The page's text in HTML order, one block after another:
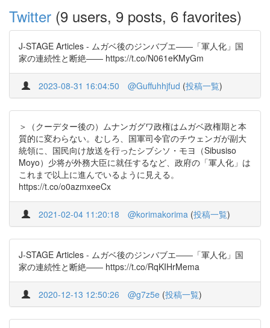
Twitter (9 users, 9 posts, 6 favorites)
J-STAGE Articles - ムガベ後のジンバブエ――「軍人化」国
家の連続性と断絶―― https://t.co/N061eKMyGm
2023-08-31 16:04:50 @Guffuhhjfud (投稿一覧)
＞（クーデター後の）ムナンガグワ政権はムガベ政権期と本
質的に変わらない。むしろ、国軍司令官のチウェンガが副大
統領に、国民向け放送を行ったシブシソ・モヨ（Sibusiso
Moyo）少将が外務大臣に就任するなど、政府の「軍人化」は
これまで以上に進んでいるように見える。
https://t.co/o0azmxeeCx
2021-02-04 11:20:18 @korimakorima (投稿一覧)
J-STAGE Articles - ムガベ後のジンバブエ――「軍人化」国
家の連続性と断絶―― https://t.co/RqKIHrMema
2020-12-13 12:50:26 @g7z5e (投稿一覧)